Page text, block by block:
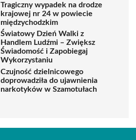
Tragiczny wypadek na drodze
krajowej nr 24 w powiecie
międzychodzkim
Światowy Dzień Walki z
Handlem Ludźmi – Zwiększ
Świadomość i Zapobiegaj
Wykorzystaniu
Czujność dzielnicowego
doprowadziła do ujawnienia
narkotyków w Szamotułach